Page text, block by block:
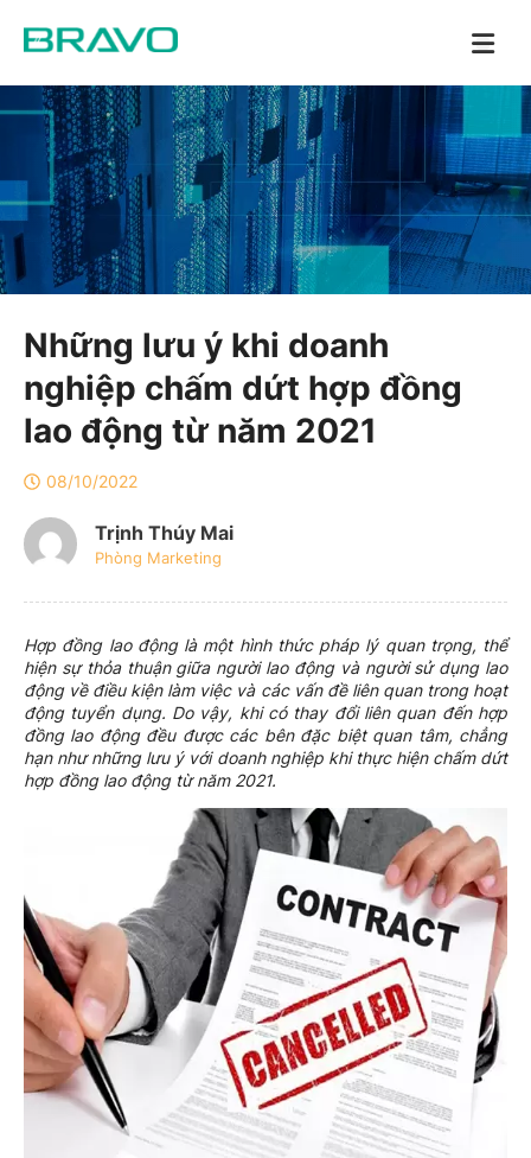
Những lưu ý khi doanh
nghiệp chấm dứt hợp đồng
lao động từ năm 2021
08/10/2022
Trịnh Thúy Mai
Phòng Marketing
Hợp đồng lao động là một hình thức pháp lý quan trọng, thể
hiện sự thỏa thuận giữa người lao động và người sử dụng lao
động về điều kiện làm việc và các vấn đề liên quan trong hoạt
động tuyển dụng. Do vậy, khi có thay đổi liên quan đến hợp
đồng lao động đều được các bên đặc biệt quan tâm, chẳng
hạn như những lưu ý với doanh nghiệp khi thực hiện chấm dứt
hợp đồng lao động từ năm 2021.